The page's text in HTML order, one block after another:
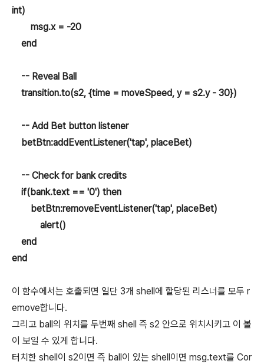
int)
msg.x = -20
end
-- Reveal Ball
transition.to(s2, {time = moveSpeed, y = s2.y - 30})
-- Add Bet button listener
betBtn:addEventListener('tap', placeBet)
-- Check for bank credits
if(bank.text == '0') then
betBtn:removeEventListener('tap', placeBet)
alert()
end
end
이 함수에서는 호출되면 일단 3개 shell에 할당된 리스너를 모두 r
emove합니다.
그리고 ball의 위치를 두번째 shell 즉 s2 안으로 위치시키고 이 볼
이 보일 수 있게 합니다.
터치한 shell이 s2이면 즉 ball이 있는 shell이면 msg.text를 Cor